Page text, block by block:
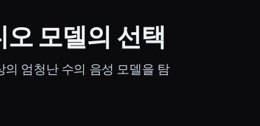
모델의 선택
의 엄청난 수의 음성 모델을 탐